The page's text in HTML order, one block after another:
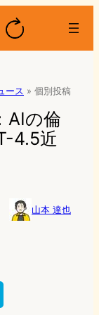
ース » 個別投稿
AIの倫
4.5近
山本 達也